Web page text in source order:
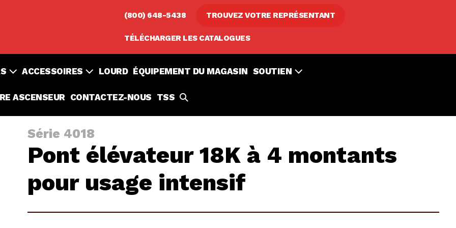
(800) 648-5438 TROUVEZ VOTRE REPRÉSENTANT
TÉLÉCHARGER LES CATALOGUES
ACCESSOIRES LOURD ÉQUIPEMENT DU MAGASIN SOUTIEN
ASCENSEUR CONTACTEZ-NOUS TSS TOGGLE
Série 4018
Pont élévateur 18K à 4 montants
pour usage intensif